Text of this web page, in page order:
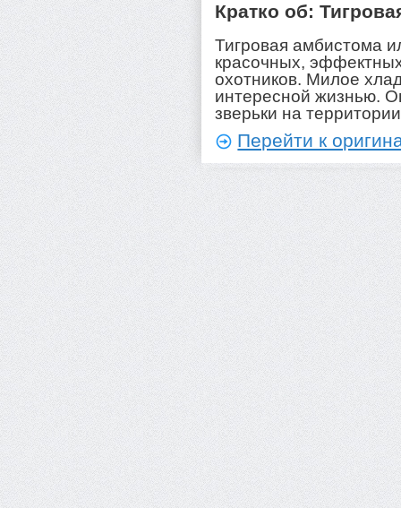
Кратко об:
Тигровая амбистома
красочных,
охотников. Милое
интересной жизнью.
зверьки на территории
Перейти к